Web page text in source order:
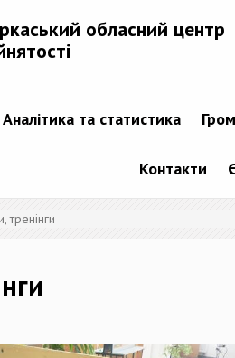
обласний центр
Аналітика та статистика
Контакти
тренінги